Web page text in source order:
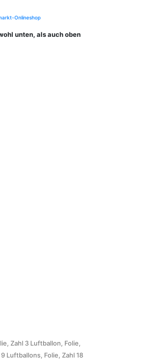
Onlineshop
unten, als auch oben
Zahl 3 Luftballon, Folie,
Luftballons, Folie, Zahl 18